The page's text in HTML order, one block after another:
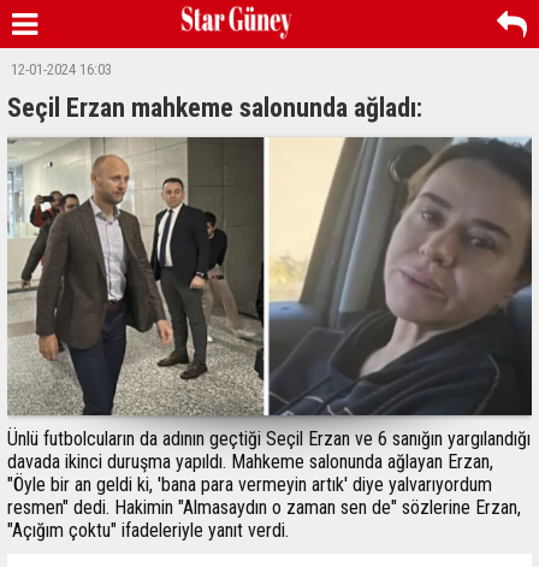
12-01-2024 16:03
Seçil Erzan mahkeme salonunda ağladı:
Ünlü futbolcuların da adının geçtiği Seçil Erzan ve 6 sanığın yargılandığı
davada ikinci duruşma yapıldı. Mahkeme salonunda ağlayan Erzan,
"Öyle bir an geldi ki, 'bana para vermeyin artık' diye yalvarıyordum
resmen" dedi. Hakimin "Almasaydın o zaman sen de" sözlerine Erzan,
"Açığım çoktu" ifadeleriyle yanıt verdi.